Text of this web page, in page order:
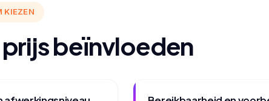
KIEZEN
beïnvloeden